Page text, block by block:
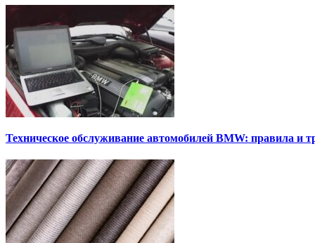
Техническое обслуживание автомобилей BMW: правила и